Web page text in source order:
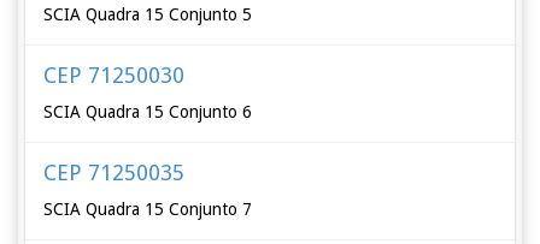
SCIA Quadra 15 Conjunto 5
CEP 71250030
SCIA Quadra 15 Conjunto 6
CEP 71250035
SCIA Quadra 15 Conjunto 7